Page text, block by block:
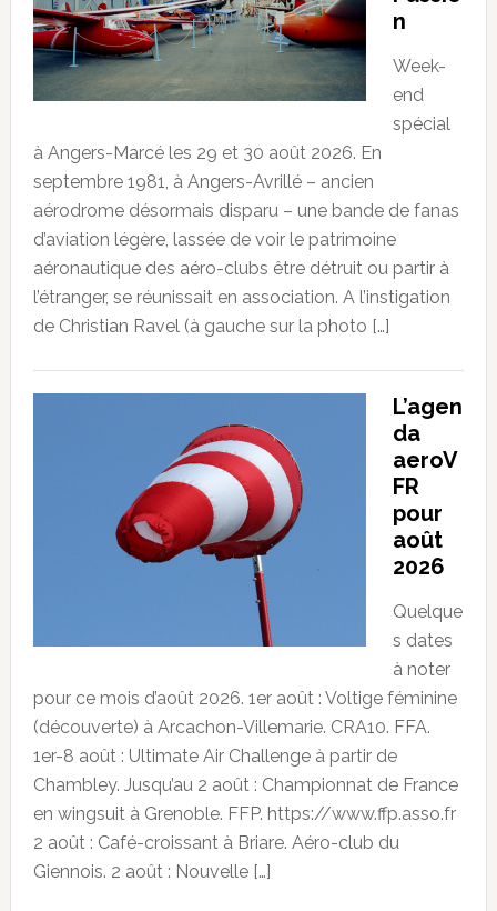
n
Week-
end
spécial
à Angers-Marcé les 29 et 30 août 2026. En
septembre 1981, à Angers-Avrillé – ancien
aérodrome désormais disparu – une bande de fanas
d’aviation légère, lassée de voir le patrimoine
aéronautique des aéro-clubs être détruit ou partir à
l’étranger, se réunissait en association. A l’instigation
de Christian Ravel (à gauche sur la photo […]
L’agen
da
aeroV
FR
pour
août
2026
Quelque
s dates
à noter
pour ce mois d’août 2026. 1er août : Voltige féminine
(découverte) à Arcachon-Villemarie. CRA10. FFA.
1er-8 août : Ultimate Air Challenge à partir de
Chambley. Jusqu’au 2 août : Championnat de France
en wingsuit à Grenoble. FFP. https://www.ffp.asso.fr
2 août : Café-croissant à Briare. Aéro-club du
Giennois. 2 août : Nouvelle […]